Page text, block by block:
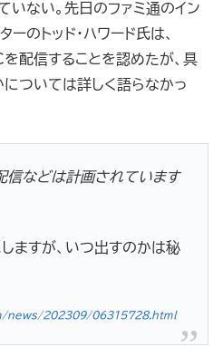
いない。先日のファミ通のイン
のトッド・ハワード氏は、
配信することを認めたが、具
ついては詳しく語らなかっ
などは計画されています
ますが、いつ出すのかは秘
news/202309/06315728.html